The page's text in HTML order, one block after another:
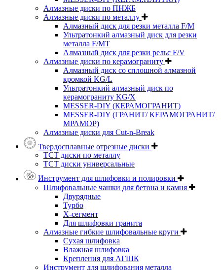
Алмазные диски по ПНЖБ
Алмазные диски по металлу
Алмазный диск для резки металла F/M
Ультратонкий алмазный диск для резки
металла F/MT
Алмазный диск для резки рельс F/V
Алмазные диски по керамограниту
Алмазный диск со сплошной алмазной
кромкой KG/L
Ультратонкий алмазный диск по
керамограниту KG/X
MESSER-DIY (КЕРАМОГРАНИТ)
MESSER-DIY (ГРАНИТ/ КЕРАМОГРАНИТ/
МРАМОР)
Алмазные диски для Cut-n-Break
Твердосплавные отрезные диски
ТСТ диски по металлу
ТСТ диски универсальные
Инструмент для шлифовки и полировки
Шлифовальные чашки для бетона и камня
Двурядные
Турбо
Х-сегмент
Для шлифовки гранита
Алмазные гибкие шлифовальные круги
Cухая шлифовка
Влажная шлифовка
Крепления для АГШК
Инструмент для шлифования металла